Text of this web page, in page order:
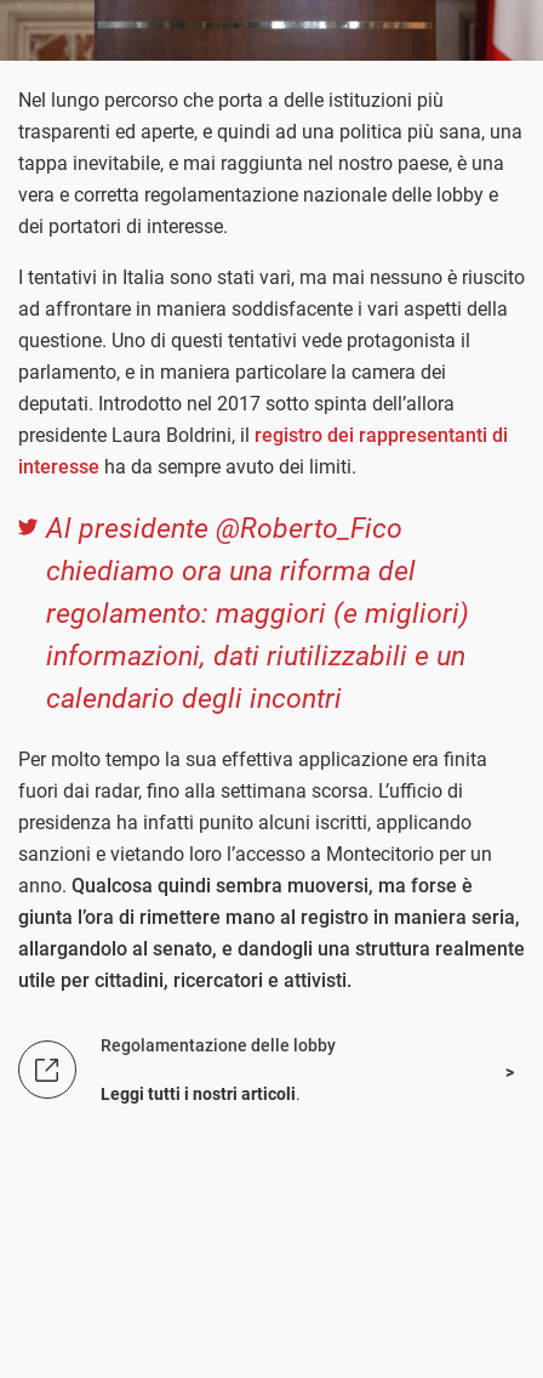
Nel lungo percorso che porta a delle istituzioni più
trasparenti ed aperte, e quindi ad una politica più sana, una
tappa inevitabile, e mai raggiunta nel nostro paese, è una
vera e corretta regolamentazione nazionale delle lobby e
dei portatori di interesse.
I tentativi in Italia sono stati vari, ma mai nessuno è riuscito
ad affrontare in maniera soddisfacente i vari aspetti della
questione. Uno di questi tentativi vede protagonista il
parlamento, e in maniera particolare la camera dei
deputati. Introdotto nel 2017 sotto spinta dell’allora
presidente Laura Boldrini, il registro dei rappresentanti di
interesse ha da sempre avuto dei limiti.
Al presidente @Roberto_Fico
chiediamo ora una riforma del
regolamento: maggiori (e migliori)
informazioni, dati riutilizzabili e un
calendario degli incontri
Per molto tempo la sua effettiva applicazione era finita
fuori dai radar, fino alla settimana scorsa. L’ufficio di
presidenza ha infatti punito alcuni iscritti, applicando
sanzioni e vietando loro l’accesso a Montecitorio per un
anno. Qualcosa quindi sembra muoversi, ma forse è
giunta l’ora di rimettere mano al registro in maniera seria,
allargandolo al senato, e dandogli una struttura realmente
utile per cittadini, ricercatori e attivisti.
Regolamentazione delle lobby
Leggi tutti i nostri articoli.